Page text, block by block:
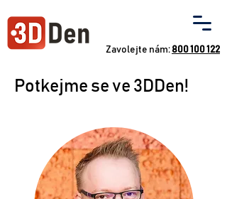
Zavolejte nám: 800 100 122
Potkejme se ve 3DDen!